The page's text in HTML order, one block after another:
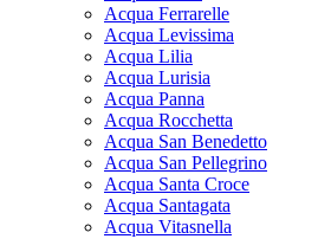
Acqua Ferrarelle
Acqua Levissima
Acqua Lilia
Acqua Lurisia
Acqua Panna
Acqua Rocchetta
Acqua San Benedetto
Acqua San Pellegrino
Acqua Santa Croce
Acqua Santagata
Acqua Vitasnella